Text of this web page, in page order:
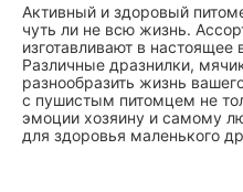
Активный и здоровый
чуть ли не всю жизнь.
изготавливают в
Различные дразнилки,
разнообразить жизнь
с пушистым питомцем не
эмоции хозяину и самому
для здоровья маленького